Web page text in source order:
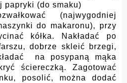
papryki (do smaku)
(najwygodniej
do makaronu), przy
kółka. Nakładać po
dobrze skleić brzegi,
na posypaną mąka
ściereczką. Zagotować
posolić, można dodać